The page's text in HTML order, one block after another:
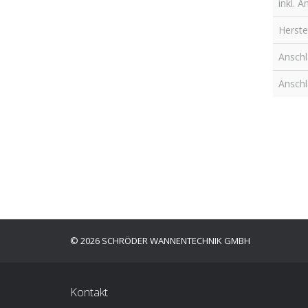
inkl.
© 2026 SCHRÖDER WANNENTECHNIK GMBH
Kontakt